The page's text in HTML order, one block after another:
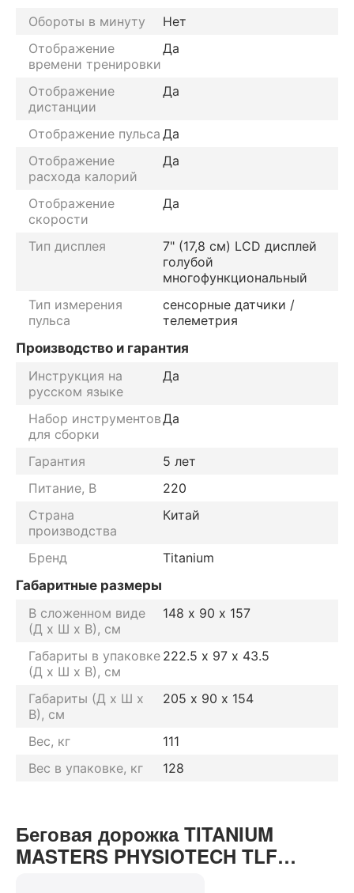
Обороты в минуту
Нет
Отображение
времени тренировки
Да
Отображение
дистанции
Да
Отображение пульса Да
Отображение
расхода калорий
Да
Отображение
скорости
Да
Тип дисплея
7" (17,8 см) LCD дисплей
голубой
многофункциональный
Тип измерения
пульса
сенсорные датчики /
телеметрия
Производство и гарантия
Инструкция на
русском языке
Да
Набор инструментов
для сборки
Да
Гарантия
5 лет
Питание, В
220
Страна
производства
Китай
Бренд
Titanium
Габаритные размеры
В сложенном виде
(Д х Ш х В), см
148 х 90 х 157
Габариты в упаковке
(Д х Ш х В), см
222.5 х 97 х 43.5
Габариты (Д х Ш х
В), см
205 х 90 х 154
Вес, кг
111
Вес в упаковке, кг
128
Беговая дорожка TITANIUM
MASTERS PHYSIOTECH TLF